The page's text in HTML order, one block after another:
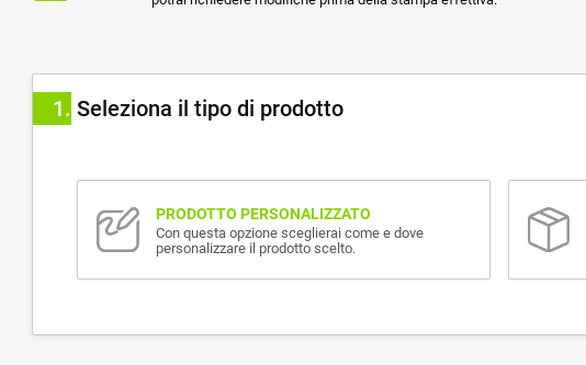
1 Seleziona il tipo di prodotto
PRODOTTO PERSONALIZZATO
Con questa opzione sceglierai come e dove
personalizzare il prodotto scelto.